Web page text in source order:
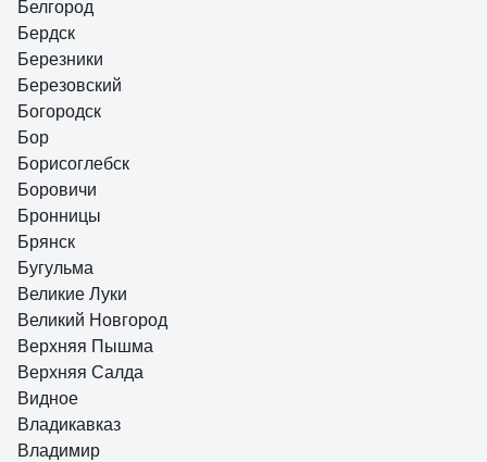
Белгород
Бердск
Березники
Березовский
Богородск
Бор
Борисоглебск
Боровичи
Бронницы
Брянск
Бугульма
Великие Луки
Великий Новгород
Верхняя Пышма
Верхняя Салда
Видное
Владикавказ
Владимир